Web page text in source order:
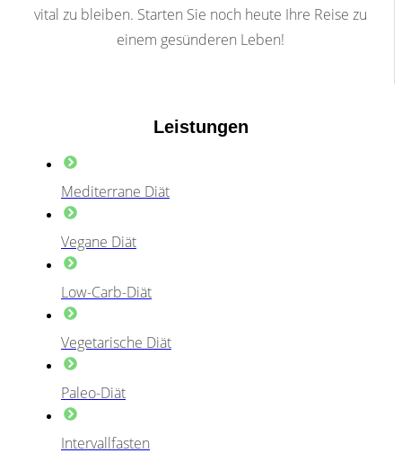
vital zu bleiben. Starten Sie noch heute Ihre Reise zu
einem gesünderen Leben!
Leistungen
Mediterrane Diät
Vegane Diät
Low-Carb-Diät
Vegetarische Diät
Paleo-Diät
Intervallfasten